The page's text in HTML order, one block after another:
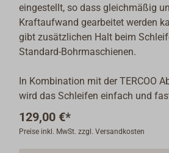
eingestellt, so dass gleichmäßig
Kraftaufwand gearbeitet werden
gibt zusätzlichen Halt beim
Standard-Bohrmaschienen.
In Kombination mit der TERCOO
wird das Schleifen einfach und
129,00 €*
Preise inkl. MwSt. zzgl. Versandkosten